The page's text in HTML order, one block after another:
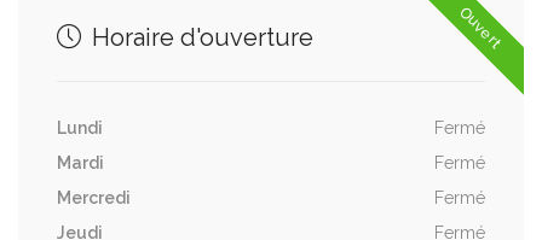
Ouvert
Horaire d'ouverture
Lundi
Fermé
Mardi
Fermé
Mercredi
Fermé
Jeudi
Fermé